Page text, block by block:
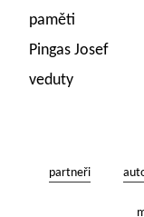
paměti
Pingas Josef
veduty
partneři